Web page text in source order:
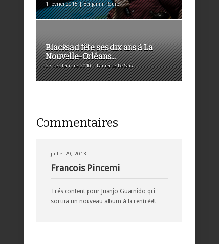
1 février 2015 | Benjamin Roure
Blacksad fête ses dix ans à La
Nouvelle-Orléans...
27 septembre 2010 | Laurence Le Saux
Commentaires
juillet 29, 2013
Francois Pincemi
Trés content pour Juanjo Guarnido qui
sortira un nouveau album à la rentrée!!